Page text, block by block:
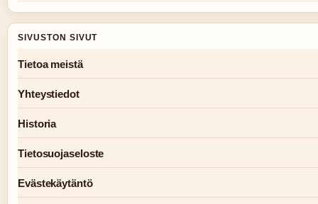
SIVUSTON SIVUT
Tietoa meistä
Yhteystiedot
Historia
Tietosuojaseloste
Evästekäytäntö